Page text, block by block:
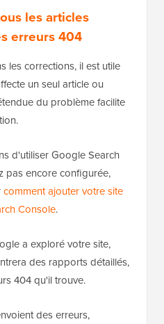
les articles
erreurs 404
les corrections, il est utile
un seul article ou
du problème facilite
d'utiliser Google Search
pas encore configurée,
comment ajouter votre site
Console.
a exploré votre site,
des rapports détaillés,
404 qu'il trouve.
des erreurs,